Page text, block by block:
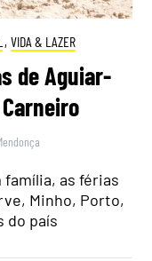
, VIDA & LAZER
de Aguiar-
as férias
Minho, Porto,
do país